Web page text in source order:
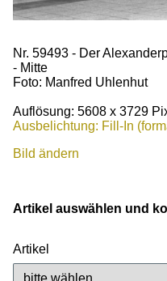
Nr. 59493 - Der
- Mitte
Foto: Manfred Uhlenhut
Auflösung: 5608 x 3729
Ausbelichtung: Fill-In
Bild ändern
Artikel auswählen und
Artikel